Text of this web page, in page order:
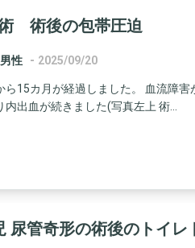
術後の包帯圧迫
性 - 2025/09/20
ら15カ月が経過しました。 血流障
内出血が続きました(写真左上 術...
尿管奇形の術後のトイレ